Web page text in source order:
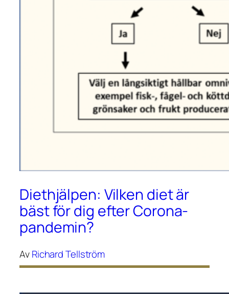
Diethjälpen: Vilken diet är
bäst för dig efter Corona-
pandemin?
AvRichard Tellström